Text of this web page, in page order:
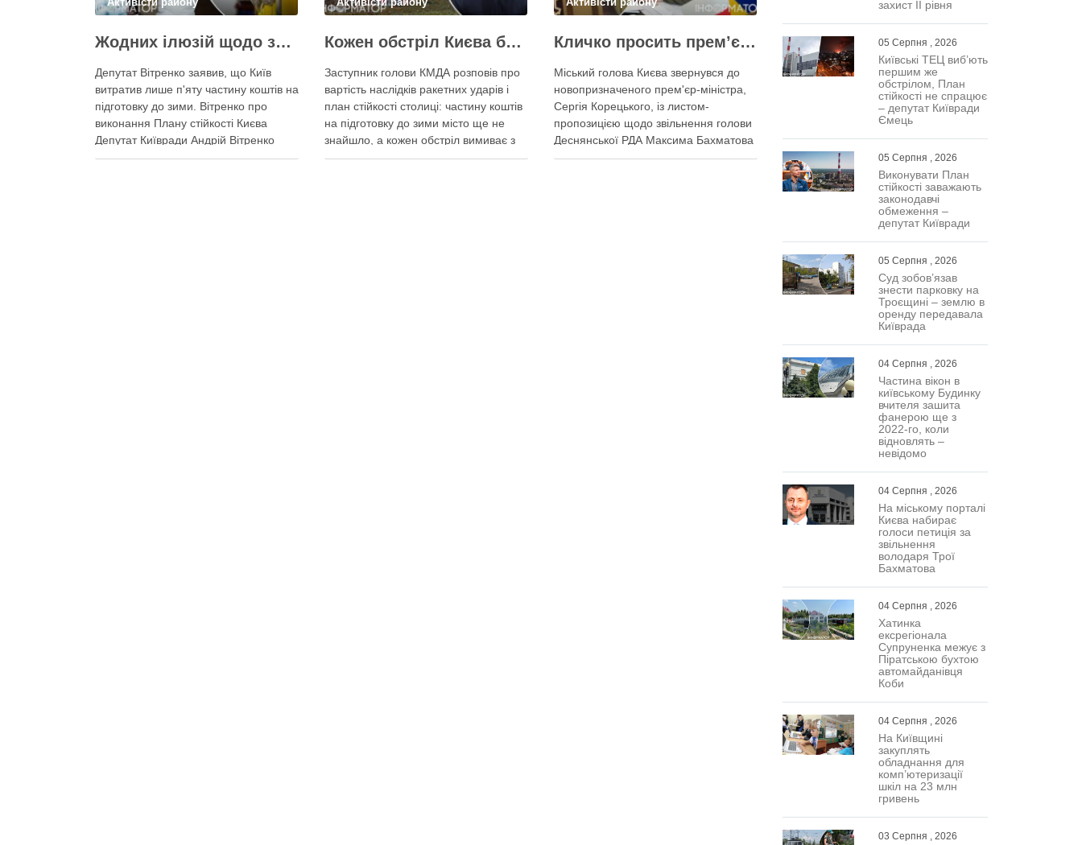
Жодних ілюзій щодо зими – у Київраді закидають, що КМДА виконала План стійкості на 20%
Депутат Вітренко заявив, що Київ
витратив лише п'яту частину коштів на
підготовку до зими. Вітренко про
виконання Плану стійкості Києва
Депутат Київради Андрій Вітренко
заявив, що станом на 5 серпня
Кожен обстріл Києва балістикою наносить місту збитків на 300-500 мільйонів – Петро Пантелеєв
Заступник голови КМДА розповів про
вартість наслідків ракетних ударів і
план стійкості столиці: частину коштів
на підготовку до зими місто ще не
знайшло, а кожен обстріл вимиває з
казни міста ще більше коштів
Кличко просить прем’єра Корецького внести президентові подання на звільнення володаря Троєщини Бахматова
Міський голова Києва звернувся до
новопризначеного прем'єр-міністра,
Сергія Корецького, із листом-
пропозицією щодо звільнення голови
Деснянської РДА Максима Бахматова
Кличко написав листа прем'єрові
захист ІІ рівня
05 Серпня , 2026
Київські ТЕЦ виб’ють
першим же
обстрілом, План
стійкості не спрацює
– депутат Київради
Ємець
05 Серпня , 2026
Виконувати План
стійкості заважають
законодавчі
обмеження –
депутат Київради
05 Серпня , 2026
Суд зобов’язав
знести парковку на
Троєщині – землю в
оренду передавала
Київрада
04 Серпня , 2026
Частина вікон в
київському Будинку
вчителя зашита
фанерою ще з
2022-го, коли
відновлять –
невідомо
04 Серпня , 2026
На міському порталі
Києва набирає
голоси петиція за
звільнення
володаря Трої
Бахматова
04 Серпня , 2026
Хатинка
ексрегіонала
Супруненка межує з
Піратською бухтою
автомайданівця
Коби
04 Серпня , 2026
На Київщині
закуплять
обладнання для
комп’ютеризації
шкіл на 23 млн
гривень
03 Серпня , 2026